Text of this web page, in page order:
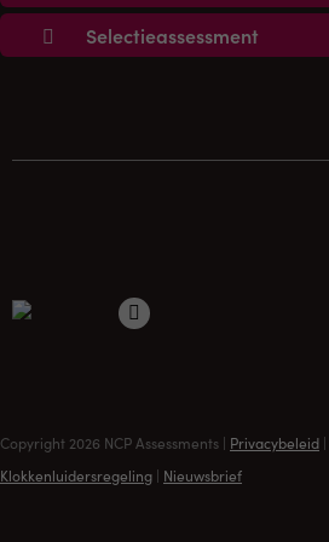
Selectieassessment
Copyright 2026 NCP Assessments | Privacybeleid |
Klokkenluidersregeling | Nieuwsbrief